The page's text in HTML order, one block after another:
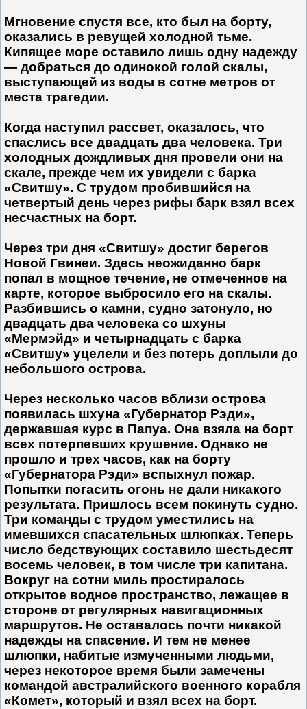
Мгновение спустя все, кто был на борту,
оказались в ревущей холодной тьме.
Кипящее море оставило лишь одну надежду
— добраться до одинокой голой скалы,
выступающей из воды в сотне метров от
места трагедии.
Когда наступил рассвет, оказалось, что
спаслись все двадцать два человека. Три
холодных дождливых дня провели они на
скале, прежде чем их увидели с барка
«Свитшу». С трудом пробившийся на
четвертый день через рифы барк взял всех
несчастных на борт.
Через три дня «Свитшу» достиг берегов
Новой Гвинеи. Здесь неожиданно барк
попал в мощное течение, не отмеченное на
карте, которое выбросило его на скалы.
Разбившись о камни, судно затонуло, но
двадцать два человека со шхуны
«Мермэйд» и четырнадцать с барка
«Свитшу» уцелели и без потерь доплыли до
небольшого острова.
Через несколько часов вблизи острова
появилась шхуна «Губернатор Рэди»,
державшая курс в Папуа. Она взяла на борт
всех потерпевших крушение. Однако не
прошло и трех часов, как на борту
«Губернатора Рэди» вспыхнул пожар.
Попытки погасить огонь не дали никакого
результата. Пришлось всем покинуть судно.
Три команды с трудом уместились на
имевшихся спасательных шлюпках. Теперь
число бедствующих составило шестьдесят
восемь человек, в том числе три капитана.
Вокруг на сотни миль простиралось
открытое водное пространство, лежащее в
стороне от регулярных навигационных
маршрутов. Не оставалось почти никакой
надежды на спасение. И тем не менее
шлюпки, набитые измученными людьми,
через некоторое время были замечены
командой австралийского военного корабля
«Комет», который и взял всех на борт.